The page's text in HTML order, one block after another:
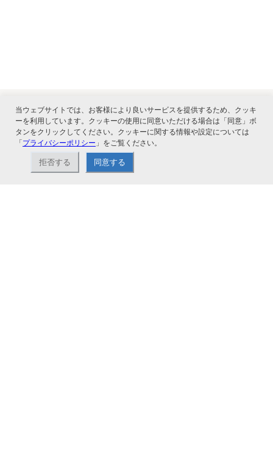
関連サービス
当ウェブサイトでは、お客様により良いサービスを提供するため、クッキ
ーを利用しています。クッキーの使用に同意いただける場合は「同意」ボ
タンをクリックしてください。クッキーに関する情報や設定については
「プライバシーポリシー 」をご覧ください。
拒否する 同意する